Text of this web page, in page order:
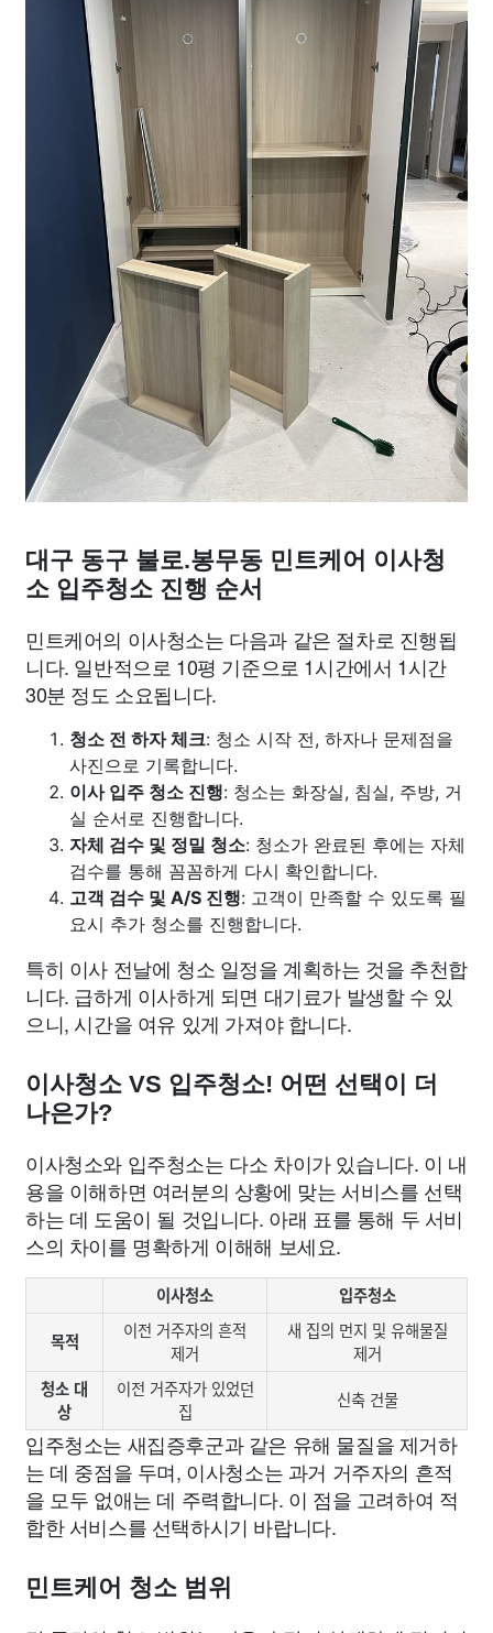
대구 동구 불로.봉무동 민트케어 이사청
소 입주청소 진행 순서
민트케어의 이사청소는 다음과 같은 절차로 진행됩
니다. 일반적으로 10평 기준으로 1시간에서 1시간
30분 정도 소요됩니다.
청소 전 하자 체크: 청소 시작 전, 하자나 문제점을
사진으로 기록합니다.
이사 입주 청소 진행: 청소는 화장실, 침실, 주방, 거
실 순서로 진행합니다.
자체 검수 및 정밀 청소: 청소가 완료된 후에는 자체
검수를 통해 꼼꼼하게 다시 확인합니다.
고객 검수 및 A/S 진행: 고객이 만족할 수 있도록 필
요시 추가 청소를 진행합니다.
특히 이사 전날에 청소 일정을 계획하는 것을 추천합
니다. 급하게 이사하게 되면 대기료가 발생할 수 있
으니, 시간을 여유 있게 가져야 합니다.
이사청소 VS 입주청소! 어떤 선택이 더
나은가?
이사청소와 입주청소는 다소 차이가 있습니다. 이 내
용을 이해하면 여러분의 상황에 맞는 서비스를 선택
하는 데 도움이 될 것입니다. 아래 표를 통해 두 서비
스의 차이를 명확하게 이해해 보세요.
이사청소 입주청소
목적
이전 거주자의 흔적
제거
새 집의 먼지 및 유해물질
제거
청소 대
상
이전 거주자가 있었던
집
신축 건물
입주청소는 새집증후군과 같은 유해 물질을 제거하
는 데 중점을 두며, 이사청소는 과거 거주자의 흔적
을 모두 없애는 데 주력합니다. 이 점을 고려하여 적
합한 서비스를 선택하시기 바랍니다.
민트케어 청소 범위